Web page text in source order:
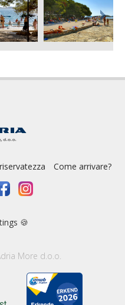
Come arrivare?
🍪
More d.o.o.